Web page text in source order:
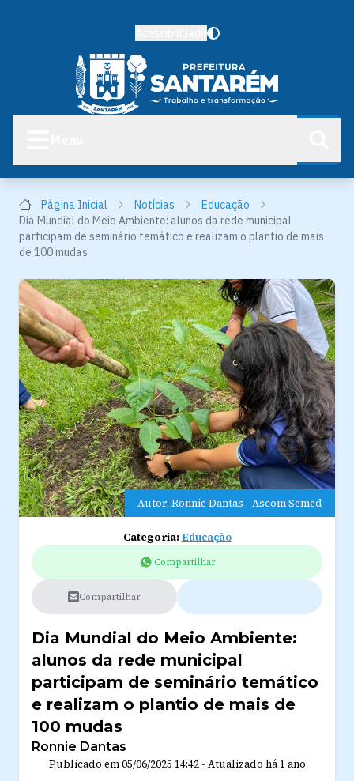
Página Inicial Notícias
Educação
Dia Mundial do Meio Ambiente: alunos da rede municipal
participam de seminário temático e realizam o plantio de mais
de 100 mudas
Autor: Ronnie Dantas - Ascom Semed
Categoria:Educação
Compartilhar
Compartilhar
Dia Mundial do Meio Ambiente:
alunos da rede municipal
participam de seminário temático
e realizam o plantio de mais de
100 mudas
Ronnie Dantas
Publicado em05/06/2025 14:42- Atualizado há 1 ano